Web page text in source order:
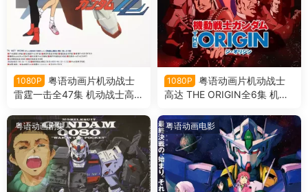
1080P
粤语动画片机动战士
雷霆一击全47集 机动战士高达
1080P
粤语动画片机动战士
高达 THE ORIGIN全6集 机动
粤语动画剧集 粤语动画电影